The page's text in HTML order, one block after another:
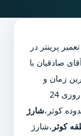
تعمیر پرینتر در
آقای صادقیان با
زمان و
مکان و ارزان تر از همه جا مطمئن و قانونی شبانه روزی 24
کوثر،شارژ
کوثر ،شارژ